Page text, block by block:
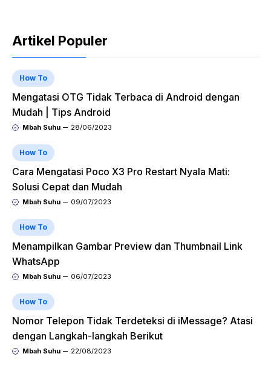
Artikel Populer
How To
Mengatasi OTG Tidak Terbaca di Android dengan
Mudah | Tips Android
Mbah Suhu 28/06/2023
How To
Cara Mengatasi Poco X3 Pro Restart Nyala Mati:
Solusi Cepat dan Mudah
Mbah Suhu 09/07/2023
How To
Menampilkan Gambar Preview dan Thumbnail Link
WhatsApp
Mbah Suhu 06/07/2023
How To
Nomor Telepon Tidak Terdeteksi di iMessage? Atasi
dengan Langkah-langkah Berikut
Mbah Suhu 22/08/2023